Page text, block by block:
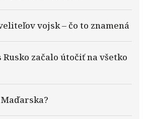
vojsk – čo to znamená
začalo útočiť na všetko